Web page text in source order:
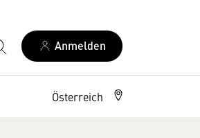
Anmelden
Österreich